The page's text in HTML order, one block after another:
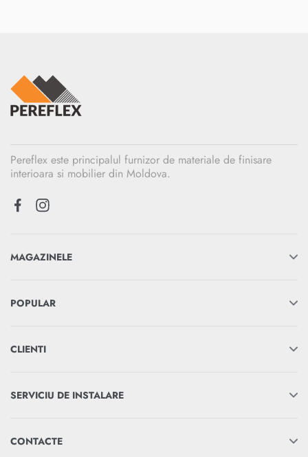
Pereflex este principalul furnizor de materiale de finisare
interioara si mobilier din Moldova.
MAGAZINELE
POPULAR
CLIENTI
SERVICIU DE INSTALARE
CONTACTE